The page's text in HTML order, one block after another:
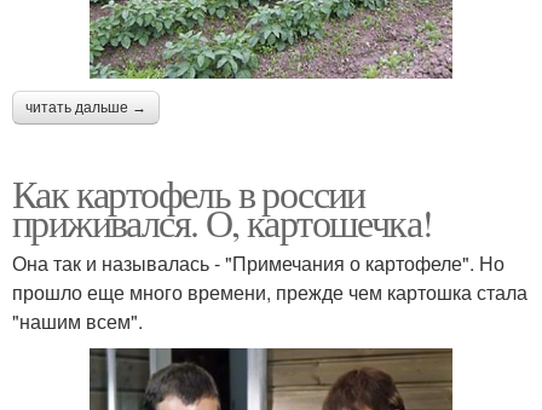
читать дальше →
Как картофель в россии
приживался. О, картошечка!
Она так и называлась - "Примечания о картофеле". Но
прошло еще много времени, прежде чем картошка стала
"нашим всем".